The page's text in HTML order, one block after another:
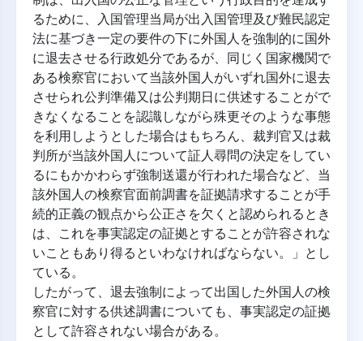
るために、入国管理当局が出入国管理及び難民認定
法に基づき一定の要件の下に外国人を強制的に国外
に退去させる行政処分であるが、同じく国家機関で
ある検察官において当該外国人がいずれ国外に退去
させられ公判準備又は公判期日に供述することがで
きなくなることを認識しながら殊更そのような事態
を利用しようとした場合はもちろん、裁判官又は裁
判所が当該外国人について証人尋問の決定をしてい
るにもかかわらず強制送還が行われた場合など、当
該外国人の検察官面前調書を証拠請求することが手
続的正義の観点から公正さを欠くと認められるとき
は、これを事実認定の証拠とすることが許容されな
いこともあり得るといわなければならない。」とし
ている。
したがって、退去強制によって出国した外国人の検
察官に対する供述調書についても、事実認定の証拠
として許容されない場合がある。